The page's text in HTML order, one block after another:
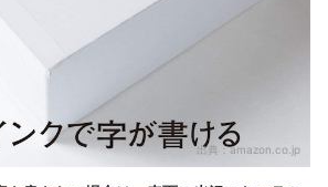
出典：amazon.co.jp